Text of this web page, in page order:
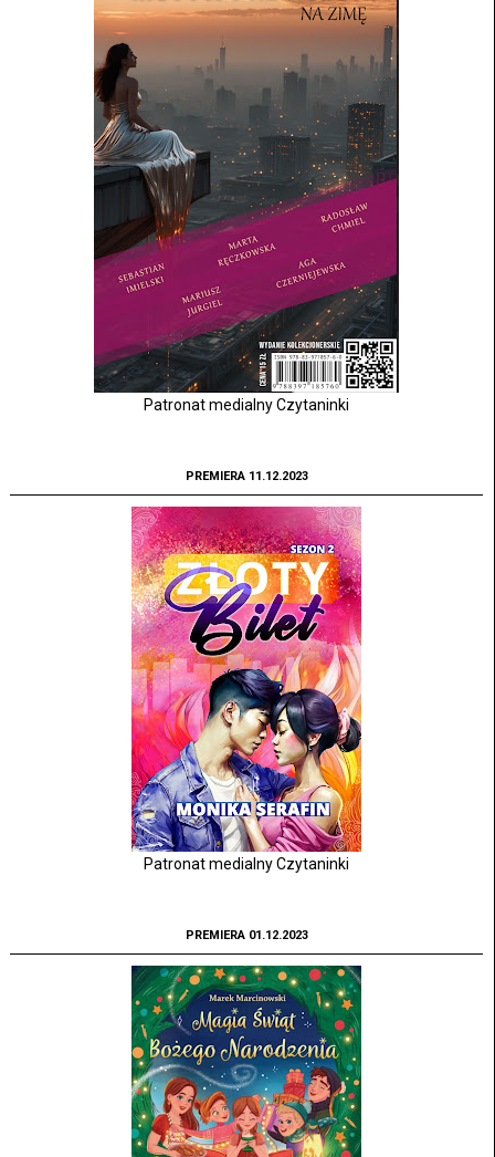
Patronat medialny Czytaninki
PREMIERA 11.12.2023
Patronat medialny Czytaninki
PREMIERA 01.12.2023